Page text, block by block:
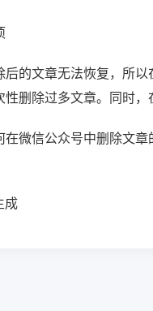
后的文章无法恢复，所
性删除过多文章。同时
在微信公众号中删除文
成